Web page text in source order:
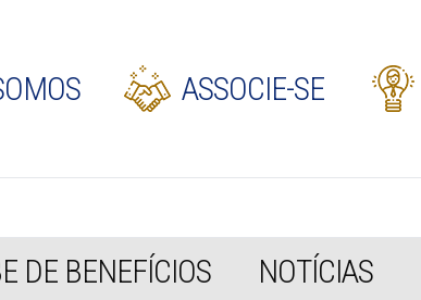
ASSOCIE-SE
DE BENEFÍCIOS NOTÍCIAS